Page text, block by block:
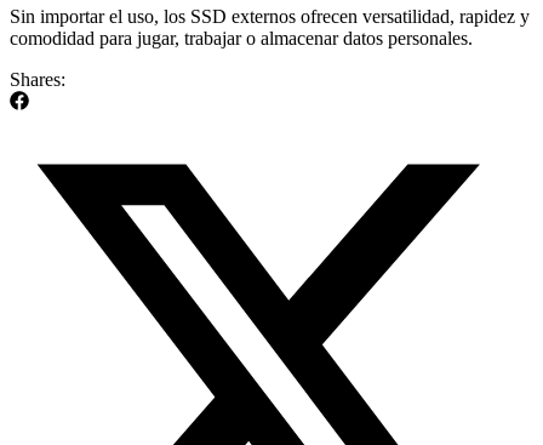
Sin importar el uso, los SSD externos ofrecen versatilidad, rapidez y
comodidad para jugar, trabajar o almacenar datos personales.
Shares: